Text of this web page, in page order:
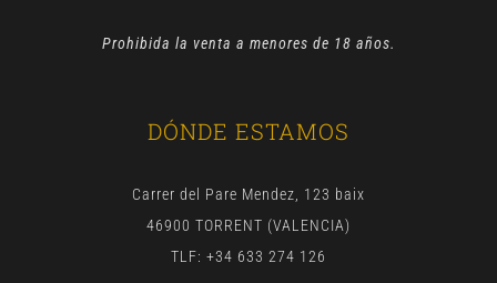
Prohibida la venta a menores de 18 años.
DÓNDE ESTAMOS
Carrer del Pare Mendez, 123 baix
46900 TORRENT (VALENCIA)
TLF: +34 633 274 126